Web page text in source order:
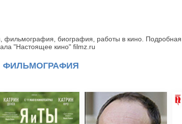
фильмография, биография, работы в кино.
"Настоящее кино" filmz.ru
ФИЛЬМОГРАФИЯ